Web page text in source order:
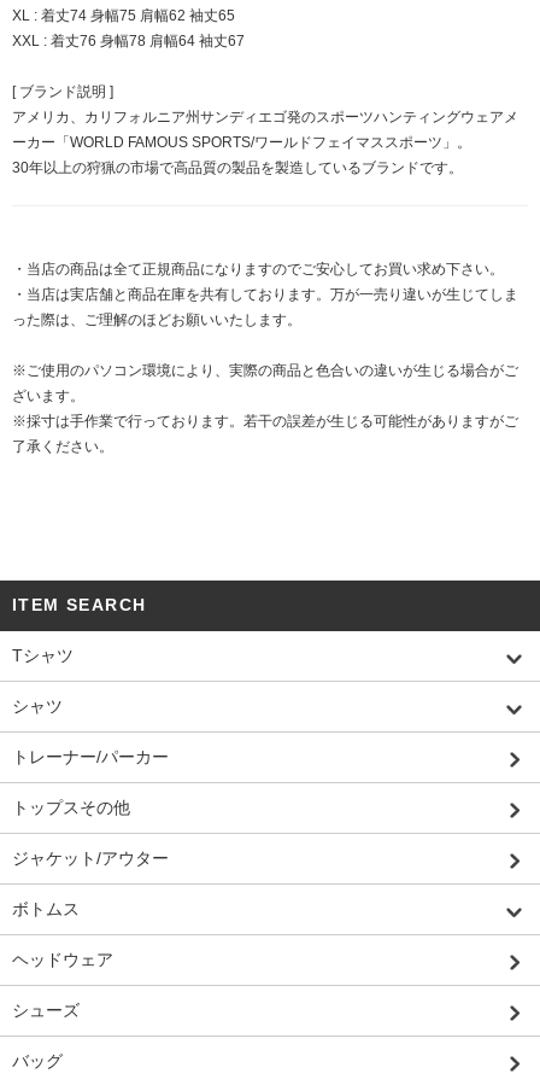
XL : 着丈74 身幅75 肩幅62 袖丈65
XXL : 着丈76 身幅78 肩幅64 袖丈67
[ ブランド説明 ]
アメリカ、カリフォルニア州サンディエゴ発のスポーツハンティングウェアメ
ーカー「WORLD FAMOUS SPORTS/ワールドフェイマススポーツ」。
30年以上の狩猟の市場で高品質の製品を製造しているブランドです。
・当店の商品は全て正規商品になりますのでご安心してお買い求め下さい。
・当店は実店舗と商品在庫を共有しております。万が一売り違いが生じてしま
った際は、ご理解のほどお願いいたします。
※ご使用のパソコン環境により、実際の商品と色合いの違いが生じる場合がご
ざいます。
※採寸は手作業で行っております。若干の誤差が生じる可能性がありますがご
了承ください。
ITEM SEARCH
Tシャツ
シャツ
トレーナー/パーカー
トップスその他
ジャケット/アウター
ボトムス
ヘッドウェア
シューズ
バッグ